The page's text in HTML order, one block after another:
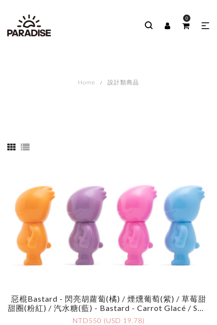
0
Home 設計類商品
惡棍Bastard - 閃亮胡蘿蔔(橘) / 煙燻葡萄(紫) / 草莓甜
甜圈(粉紅) / 汽水糖(藍) - Bastard - Carrot Glacé / Smo
Ky Grape / Strawberry Doughnut / Soda Candy
NTD550 (USD 19.78)